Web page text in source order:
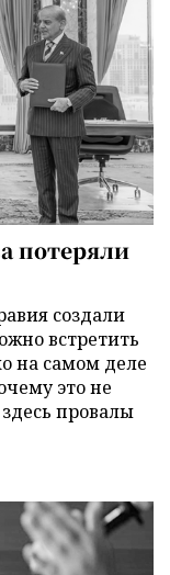
потеряли
создали
встретить
на самом деле
это не
провалы